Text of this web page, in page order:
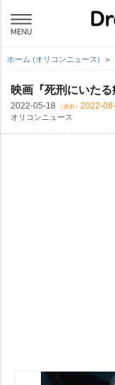
ホーム (オリコンニュース)
映画『死刑にいた
2022-05-18 （更新） 2022-
オリコンニュース